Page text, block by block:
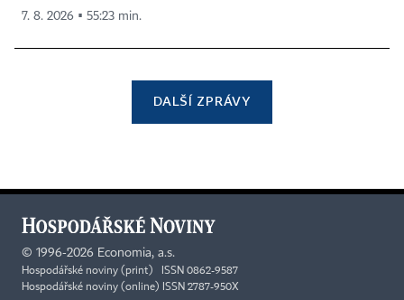
7. 8. 2026 ▪ 55:23 min.
DALŠÍ ZPRÁVY
© 1996-2026 Economia, a.s.
Hospodářské noviny (print) ISSN 0862-9587
Hospodářské noviny (online) ISSN 2787-950X